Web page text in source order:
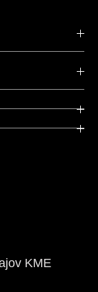
KME